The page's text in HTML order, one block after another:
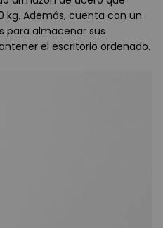
kg. Además, cuenta con un
para almacenar sus
el escritorio ordenado.